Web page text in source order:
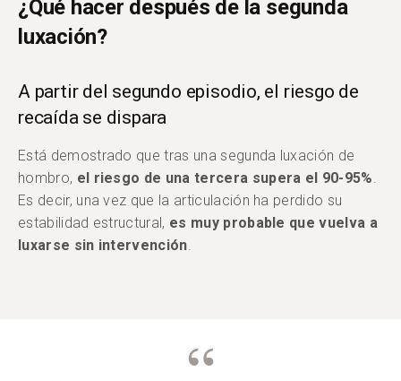
¿Qué hacer después de la segunda
luxación?
A partir del segundo episodio, el riesgo de
recaída se dispara
Está demostrado que tras una segunda luxación de
hombro, el riesgo de una tercera supera el 90-95%.
Es decir, una vez que la articulación ha perdido su
estabilidad estructural, es muy probable que vuelva a
luxarse sin intervención.